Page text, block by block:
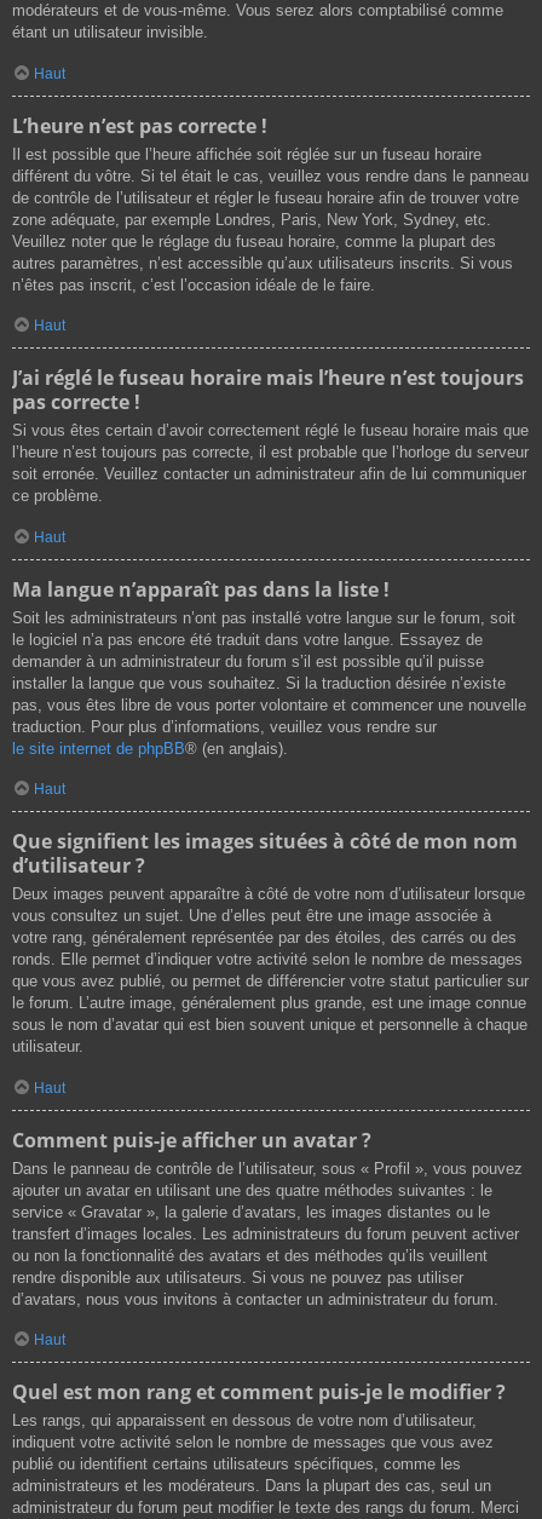
modérateurs et de vous-même. Vous serez alors comptabilisé comme
étant un utilisateur invisible.
Haut
L’heure n’est pas correcte !
Il est possible que l’heure affichée soit réglée sur un fuseau horaire
différent du vôtre. Si tel était le cas, veuillez vous rendre dans le panneau
de contrôle de l’utilisateur et régler le fuseau horaire afin de trouver votre
zone adéquate, par exemple Londres, Paris, New York, Sydney, etc.
Veuillez noter que le réglage du fuseau horaire, comme la plupart des
autres paramètres, n’est accessible qu’aux utilisateurs inscrits. Si vous
n’êtes pas inscrit, c’est l’occasion idéale de le faire.
Haut
J’ai réglé le fuseau horaire mais l’heure n’est toujours
pas correcte !
Si vous êtes certain d’avoir correctement réglé le fuseau horaire mais que
l’heure n’est toujours pas correcte, il est probable que l’horloge du serveur
soit erronée. Veuillez contacter un administrateur afin de lui communiquer
ce problème.
Haut
Ma langue n’apparaît pas dans la liste !
Soit les administrateurs n’ont pas installé votre langue sur le forum, soit
le logiciel n’a pas encore été traduit dans votre langue. Essayez de
demander à un administrateur du forum s’il est possible qu’il puisse
installer la langue que vous souhaitez. Si la traduction désirée n’existe
pas, vous êtes libre de vous porter volontaire et commencer une nouvelle
traduction. Pour plus d’informations, veuillez vous rendre sur
le site internet de phpBB® (en anglais).
Haut
Que signifient les images situées à côté de mon nom
d’utilisateur ?
Deux images peuvent apparaître à côté de votre nom d’utilisateur lorsque
vous consultez un sujet. Une d’elles peut être une image associée à
votre rang, généralement représentée par des étoiles, des carrés ou des
ronds. Elle permet d’indiquer votre activité selon le nombre de messages
que vous avez publié, ou permet de différencier votre statut particulier sur
le forum. L’autre image, généralement plus grande, est une image connue
sous le nom d’avatar qui est bien souvent unique et personnelle à chaque
utilisateur.
Haut
Comment puis-je afficher un avatar ?
Dans le panneau de contrôle de l’utilisateur, sous « Profil », vous pouvez
ajouter un avatar en utilisant une des quatre méthodes suivantes : le
service « Gravatar », la galerie d’avatars, les images distantes ou le
transfert d’images locales. Les administrateurs du forum peuvent activer
ou non la fonctionnalité des avatars et des méthodes qu’ils veuillent
rendre disponible aux utilisateurs. Si vous ne pouvez pas utiliser
d’avatars, nous vous invitons à contacter un administrateur du forum.
Haut
Quel est mon rang et comment puis-je le modifier ?
Les rangs, qui apparaissent en dessous de votre nom d’utilisateur,
indiquent votre activité selon le nombre de messages que vous avez
publié ou identifient certains utilisateurs spécifiques, comme les
administrateurs et les modérateurs. Dans la plupart des cas, seul un
administrateur du forum peut modifier le texte des rangs du forum. Merci